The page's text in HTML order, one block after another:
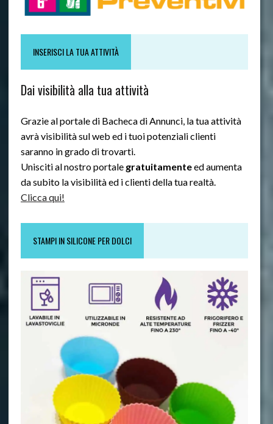
INSERISCI LA TUA ATTIVITÀ
Dai visibilità alla tua attività
Grazie al portale di Bacheca di Annunci, la tua attività
avrà visibilità sul web ed i tuoi potenziali clienti
saranno in grado di trovarti.
Unisciti al nostro portale gratuitamenteed aumenta
da subito la visibilità ed i clienti della tua realtà.
Clicca qui!
STAMPI IN SILICONE PER DOLCI